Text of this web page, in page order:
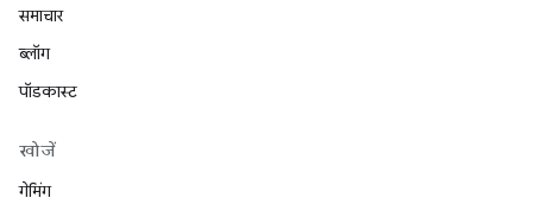
समाचार
ब्लॉग
पॉडकास्ट
खोजें
गेमिंग